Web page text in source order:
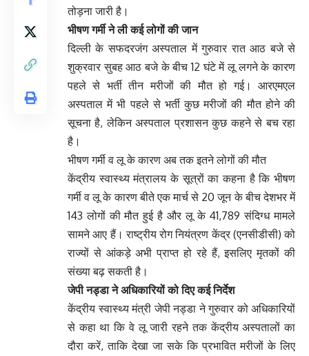
तोड़ना जारी है।
भीषण गर्मी ने ली कई लोगों की जान
दिल्ली के सफदरजंग अस्पताल में गुरुवार रात आठ बजे से
शुक्रवार सुबह आठ बजे के बीच 12 घंटे में लू लगने के कारण
पहले से भर्ती तीन मरीजों की मौत हो गई। आरएमएल
अस्पताल में भी पहले से भर्ती कुछ मरीजों की मौत होने की
सूचना है, लेकिन अस्पताल प्रशासन कुछ कहने से बच रहा
है।
भीषण गर्मी व लू के कारण अब तक इतने लोगों की मौत
केंद्रीय स्वास्थ्य मंत्रालय के सूत्रों का कहना है कि भीषण
गर्मी व लू के कारण बीते एक मार्च से 20 जून के बीच देशभर में
143 लोगों की मौत हुई है और लू के 41,789 संदिग्ध मामले
सामने आए हैं। राष्ट्रीय रोग नियंत्रण केंद्र (एनसीडीसी) को
राज्यों से आंकड़े अभी प्राप्त हो रहे हैं, इसलिए मृतकों की
संख्या बढ़ सकती है।
जेपी नड्डा ने अधिकारियों को दिए कई निर्देश
केंद्रीय स्वास्थ्य मंत्री जेपी नड्डा ने गुरुवार को अधिकारियों
से कहा था कि वे लू जारी रहने तक केंद्रीय अस्पतालों का
दौरा करें, ताकि देखा जा सके कि प्रभावित मरीजों के लिए